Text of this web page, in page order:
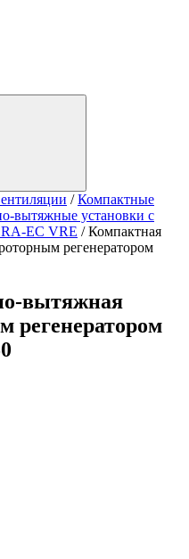
/ Компактные
вытяжные установки с
EC VRE /Компактная
регенератором
вытяжная
регенератором